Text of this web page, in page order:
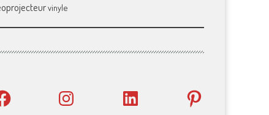
vinyle
Instagram LinkedIn Pinterest